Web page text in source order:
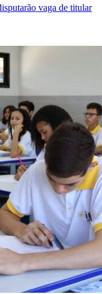
vaga de titular